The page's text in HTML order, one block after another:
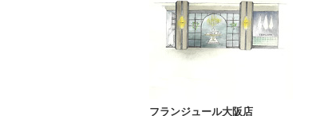
フランジュール大阪店